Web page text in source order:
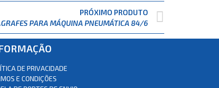
PRÓXIMO PRODUTO
PARA MÁQUINA PNEUMÁTICA 84/6
DE PRIVACIDADE
E CONDIÇÕES